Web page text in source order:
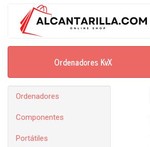
Ordenadores KvX
Ordenadores
Componentes
Portátiles